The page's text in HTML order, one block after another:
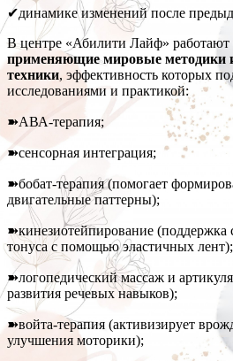
✔динамике изменений после
В центре «Абилити Лайф» работают
применяющие мировые методики
техники, эффективность которых
исследованиями и практикой:
➽АВА-терапия;
➽сенсорная интеграция;
➽бобат-терапия (помогает
двигательные паттерны);
➽кинезиотейпирование (поддержка
тонуса с помощью эластичных лент);
➽логопедический массаж и
развития речевых навыков);
➽войта-терапия (активизирует
улучшения моторики);